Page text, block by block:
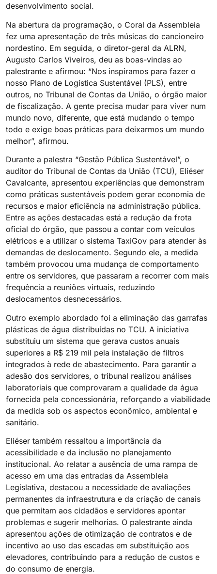
desenvolvimento social.
Na abertura da programação, o Coral da Assembleia
fez uma apresentação de três músicas do cancioneiro
nordestino. Em seguida, o diretor-geral da ALRN,
Augusto Carlos Viveiros, deu as boas-vindas ao
palestrante e afirmou: “Nos inspiramos para fazer o
nosso Plano de Logística Sustentável (PLS), entre
outros, no Tribunal de Contas da União, o órgão maior
de fiscalização. A gente precisa mudar para viver num
mundo novo, diferente, que está mudando o tempo
todo e exige boas práticas para deixarmos um mundo
melhor”, afirmou.
Durante a palestra “Gestão Pública Sustentável”, o
auditor do Tribunal de Contas da União (TCU), Eliéser
Cavalcante, apresentou experiências que demonstram
como práticas sustentáveis podem gerar economia de
recursos e maior eficiência na administração pública.
Entre as ações destacadas está a redução da frota
oficial do órgão, que passou a contar com veículos
elétricos e a utilizar o sistema TaxiGov para atender às
demandas de deslocamento. Segundo ele, a medida
também provocou uma mudança de comportamento
entre os servidores, que passaram a recorrer com mais
frequência a reuniões virtuais, reduzindo
deslocamentos desnecessários.
Outro exemplo abordado foi a eliminação das garrafas
plásticas de água distribuídas no TCU. A iniciativa
substituiu um sistema que gerava custos anuais
superiores a R$ 219 mil pela instalação de filtros
integrados à rede de abastecimento. Para garantir a
adesão dos servidores, o tribunal realizou análises
laboratoriais que comprovaram a qualidade da água
fornecida pela concessionária, reforçando a viabilidade
da medida sob os aspectos econômico, ambiental e
sanitário.
Eliéser também ressaltou a importância da
acessibilidade e da inclusão no planejamento
institucional. Ao relatar a ausência de uma rampa de
acesso em uma das entradas da Assembleia
Legislativa, destacou a necessidade de avaliações
permanentes da infraestrutura e da criação de canais
que permitam aos cidadãos e servidores apontar
problemas e sugerir melhorias. O palestrante ainda
apresentou ações de otimização de contratos e de
incentivo ao uso das escadas em substituição aos
elevadores, contribuindo para a redução de custos e
do consumo de energia.